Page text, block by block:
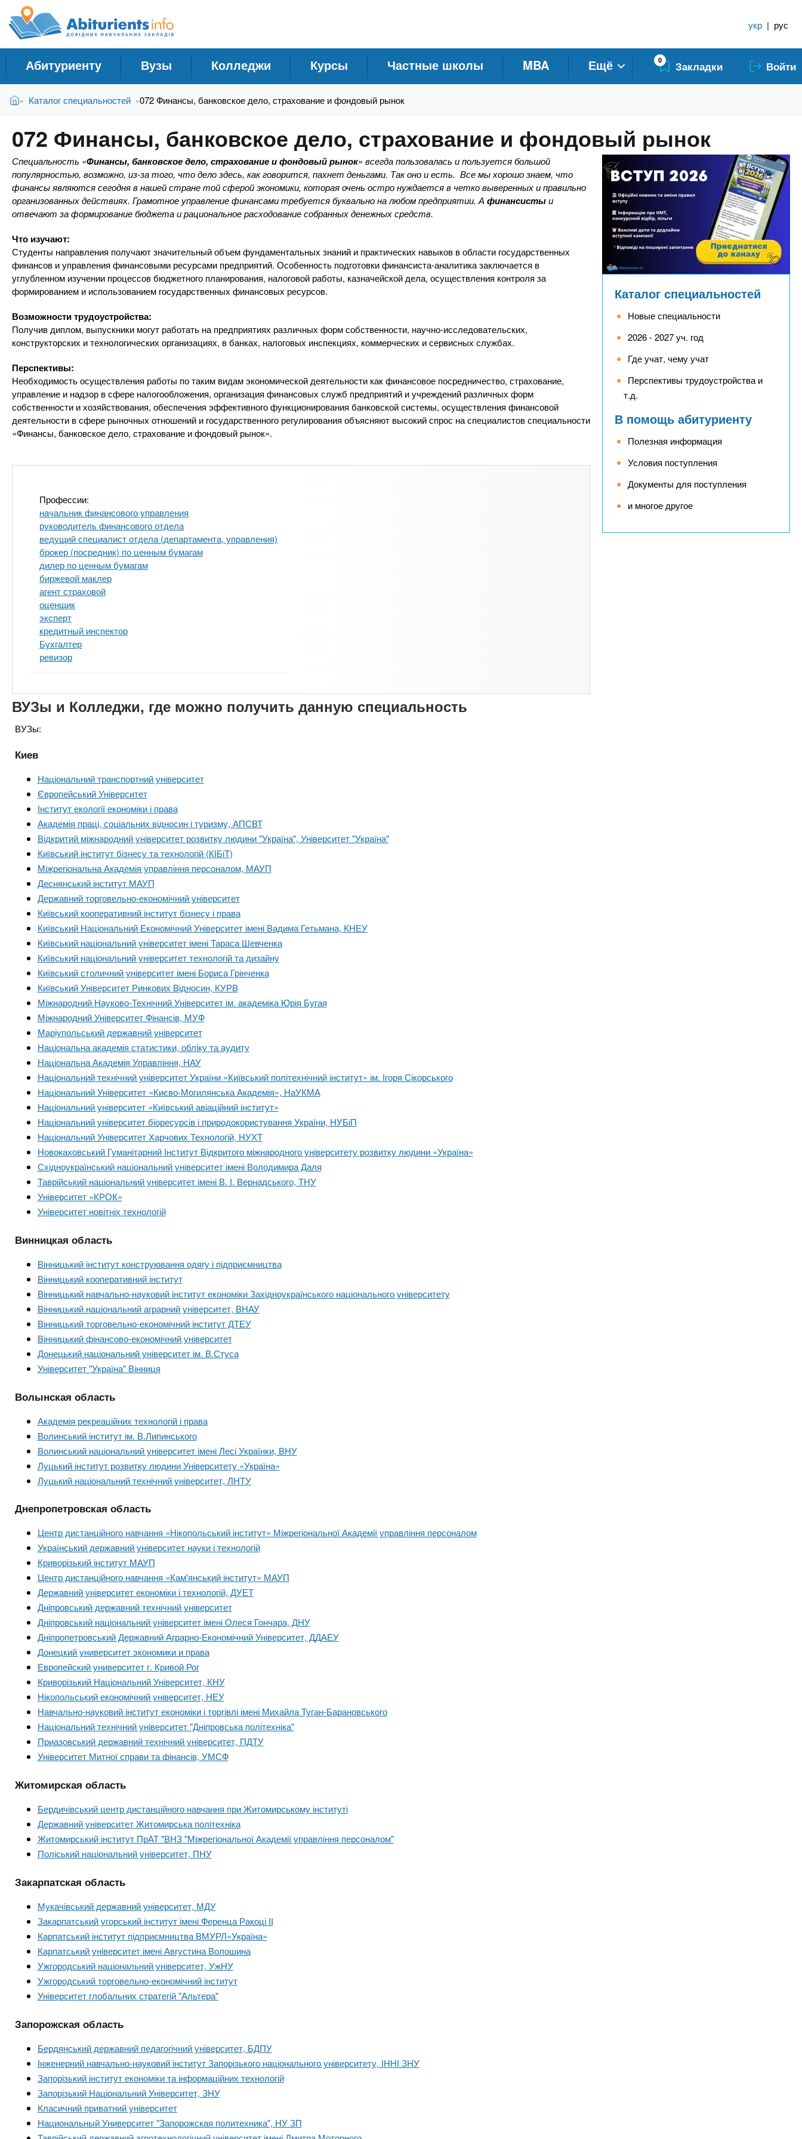
е
и
A
b
i
t
u
r
i
e
n
t
s
.
i
n
f
С
п
р
о
ч
и
к
У
ч
е
н
ы
х
з
а
в
е
д
е
н
и
й
укр | рус
Абитуриенту Вузы Колледжи Курсы Частные школы MBA Ещё 0 Закладки Войти
В
д
с
ь
Главная
» Каталог специальностей »072 Финансы, банковское дело, страхование и фондовый рынок
072 Финансы, банковское дело, страхование и фондовый рынок
Специальность «Финансы, банковское дело, страхование и фондовый рынок» всегда пользовалась и пользуется большой
популярностью, возможно, из-за того, что дело здесь, как говорится, пахнет деньгами. Так оно и есть. Все мы хорошо знаем, что
финансы являются сегодня в нашей стране той сферой экономики, которая очень остро нуждается в четко выверенных и правильно
организованных действиях. Грамотное управление финансами требуется буквально на любом предприятии. А финансистыи
отвечают за формирование бюджета и рациональное расходование собранных денежных средств.
Что изучают:
Студенты направления получают значительный объем фундаментальных знаний и практических навыков в области государственных
финансов и управления финансовыми ресурсами предприятий. Особенность подготовки финансиста-аналитика заключается в
углубленном изучении процессов бюджетного планирования, налоговой работы, казначейской дела, осуществления контроля за
формированием и использованием государственных финансовых ресурсов.
Возможности трудоустройства:
Получив диплом, выпускники могут работать на предприятиях различных форм собственности, научно-исследовательских,
конструкторских и технологических организациях, в банках, налоговых инспекциях, коммерческих и сервисных службах.
Перспективы:
Необходимость осуществления работы по таким видам экономической деятельности как финансовое посредничество, страхование,
управление и надзор в сфере налогообложения, организация финансовых служб предприятий и учреждений различных форм
собственности и хозяйствования, обеспечения эффективного функционирования банковской системы, осуществления финансовой
деятельности в сфере рыночных отношений и государственного регулирования объясняют высокий спрос на специалистов специальности
«Финансы, банковское дело, страхование и фондовый рынок».
Профессии:
начальник финансового управления
руководитель финансового отдела
ведущий специалист отдела (департамента, управления)
брокер (посредник) по ценным бумагам
дилер по ценным бумагам
биржевой маклер
агент страховой
оценщик
эксперт
кредитный инспектор
Бухгалтер
ревизор
ВУЗы и Колледжи, где можно получить данную специальность
ВУЗы:
Киев
Національний транспортний університет
Європейський Університет
Інститут екології економіки і права
Академія праці, соціальних відносин і туризму, АПСВТ
Відкритий міжнародний університет розвитку людини "Україна", Університет "Україна"
Київський інститут бізнесу та технологій (КІБіТ)
Міжрегіональна Академія управління персоналом, МАУП
Деснянський інститут МАУП
Державний торговельно-економічний університет
Київський кооперативний інститут бізнесу і права
Київський Національний Економічний Університет імені Вадима Гетьмана, КНЕУ
Київський національний університет імені Тараса Шевченка
Київський національний університет технологій та дизайну
Київський столичний університет імені Бориса Грінченка
Київський Університет Ринкових Відносин, КУРВ
Міжнародний Науково-Технічний Університет ім. академіка Юрія Бугая
Міжнародний Університет Фінансів, МУФ
Маріупольський державний університет
Національна академія статистики, обліку та аудиту
Національна Академія Управління, НАУ
Національний технічний університет України «Київський політехнічний інститут» ім. Ігоря Сікорського
Національний Університет «Києво-Могилянська Академія», НаУКМА
Національний університет «Київський авіаційний інститут»
Національний університет біоресурсів і природокористування України, НУБіП
Національний Університет Харчових Технологій, НУХТ
Новокаховський Гуманітарний Інститут Відкритого міжнародного університету розвитку людини «Україна»
Східноукраїнський національний університет імені Володимира Даля
Таврійський національний університет імені В. І. Вернадського, ТНУ
Університет «КРОК»
Університет новітніх технологій
Винницкая область
Вінницький інститут конструювання одягу і підприємництва
Вінницький кооперативний інститут
Вінницький навчально-науковий інститут економіки Західноукраїнського національного університету
Вінницький національний аграрний університет, ВНАУ
Вінницький торговельно-економічний інститут ДТЕУ
Вінницький фінансово-економічний університет
Донецький національний університет ім. В.Стуса
Університет "Україна" Вінниця
Волынская область
Академія рекреаційних технологій і права
Волинський інститут ім. В.Липинського
Волинський національний університет імені Лесі Українки, ВНУ
Луцький інститут розвитку людини Університету «Україна»
Луцький національний технічний університет, ЛНТУ
Днепропетровская область
Центр дистанційного навчання «Нікопольський інститут» Міжрегіональної Академії управління персоналом
Український державний університет науки і технологій
Криворізький інститут МАУП
Центр дистанційного навчання «Кам'янський інститут» МАУП
Державний університет економіки і технологій, ДУЕТ
Дніпровський державний технічний університет
Дніпровський національний університет імені Олеся Гончара, ДНУ
Дніпропетровський Державний Аграрно-Економічний Університет, ДДАЕУ
Донецкий университет экономики и права
Европейский университет г. Кривой Рог
Криворізький Національний Університет, КНУ
Нікопольський економічний університет, НЕУ
Навчально-науковий інститут економіки і торгівлі імені Михайла Туган-Барановського
Національний технічний університет "Дніпровська політехніка"
Приазовський державний технічний університет, ПДТУ
Університет Митної справи та фінансів, УМСФ
Житомирская область
Бердичівський центр дистанційного навчання при Житомирському інституті
Державний університет Житомирська політехніка
Житомирський інститут ПрАТ "ВНЗ "Міжрегіональної Академії управління персоналом"
Поліський національний університет, ПНУ
Закарпатская область
Мукачівський державний університет, МДУ
Закарпатський угорський інститут імені Ференца Ракоці ІІ
Карпатський інститут підприємництва ВМУРЛ«Україна»
Карпатський університет імені Августина Волошина
Ужгородський національний університет, УжНУ
Ужгородський торговельно-економічний інститут
Університет глобальних стратегій "Альтера"
Запорожская область
Бердянський державний педагогічний університет, БДПУ
Інженерний навчально-науковий інститут Запорізького національного університету, ІННІ ЗНУ
Запорізький інститут економіки та інформаційних технологій
Запорізький Національний Університет, ЗНУ
Класичний приватний університет
Национальный Университет "Запорожская политехника", НУ ЗП
Каталог специальностей
Новые специальности
2026 - 2027 уч. год
Где учат, чему учат
Перспективы трудоустройства и
т.д.
В помощь абитуриенту
Полезная информация
Условия поступления
Документы для поступления
и многое другое